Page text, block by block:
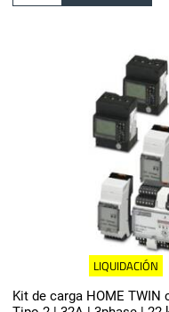
LIQUIDACIÓN
Kit de carga HOME